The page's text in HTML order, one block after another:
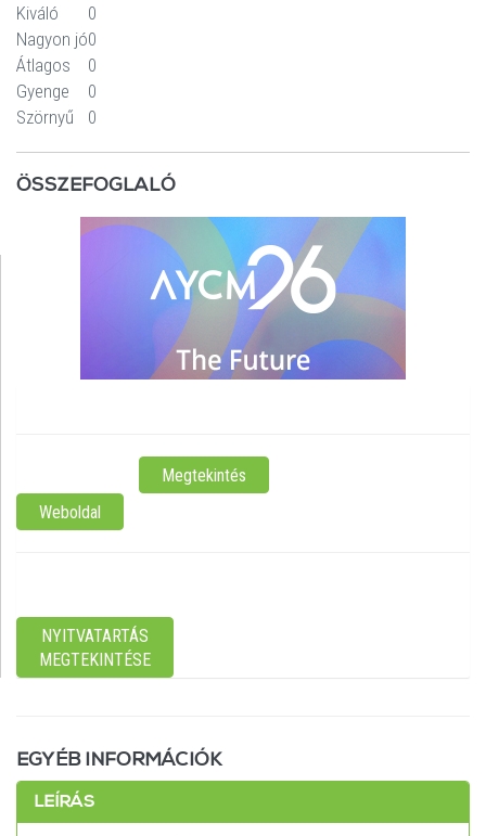
Kiváló
0
Nagyon jó0
Átlagos
0
Gyenge
0
Szörnyű
0
ÖSSZEFOGLALÓ
Megtekintés
Weboldal
NYITVATARTÁS
MEGTEKINTÉSE
EGYÉB INFORMÁCIÓK
LEÍRÁS